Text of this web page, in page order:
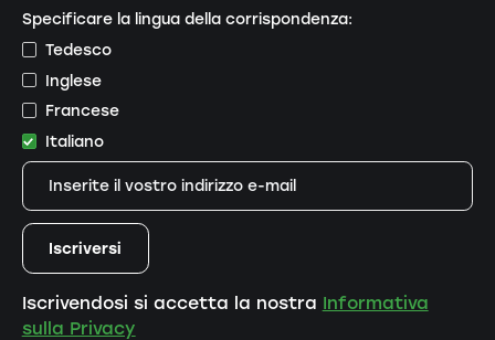
Specificare la lingua della corrispondenza:
Tedesco
Inglese
Francese
Italiano
Iscrivendosi si accetta la nostra Informativa
sulla Privacy